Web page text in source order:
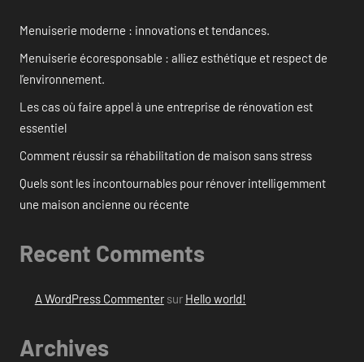
Menuiserie moderne : innovations et tendances.
Menuiserie écoresponsable : alliez esthétique et respect de
l’environnement.
Les cas où faire appel à une entreprise de rénovation est
essentiel
Comment réussir sa réhabilitation de maison sans stress
Quels sont les incontournables pour rénover intelligemment
une maison ancienne ou récente
Recent Comments
A WordPress Commentersur Hello world!
Archives